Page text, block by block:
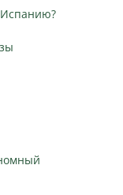
Испанию?